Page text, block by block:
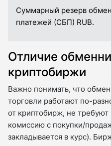
Суммарный резерв
платежей (СБП) RUB.
Отличие
криптобиржи
Важно понимать, что
торговли работают по-
от криптобирж, не
комиссию с покупки/
закладывается в курс).